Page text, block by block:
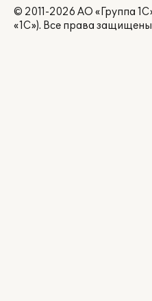
© 2011-2026 АО «Группа
«1С»). Все права